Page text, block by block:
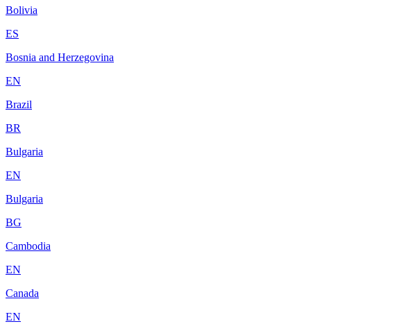
Bolivia
ES
Bosnia and Herzegovina
EN
Brazil
BR
Bulgaria
EN
Bulgaria
BG
Cambodia
EN
Canada
EN